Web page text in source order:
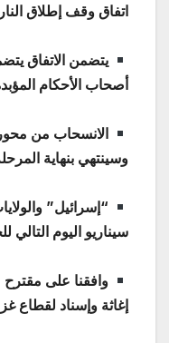
اتفاق وقف إطلاق النار
أصحاب الأحكام
الانسحاب من
وسينتهي بنهاية
“إسرائيل”
سيناريو اليوم التالي
وافقنا على
إغاثة وإسناد لقطاع